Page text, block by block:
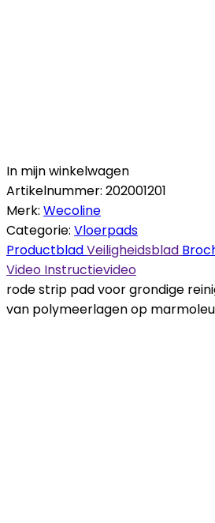
In mijn winkelwagen
Artikelnummer: 202001201
Merk: Wecoline
Categorie: Vloerpads
ProductbladVeiligheidsblad
Video Instructievideo
rode strip pad voor grondige
van polymeerlagen op